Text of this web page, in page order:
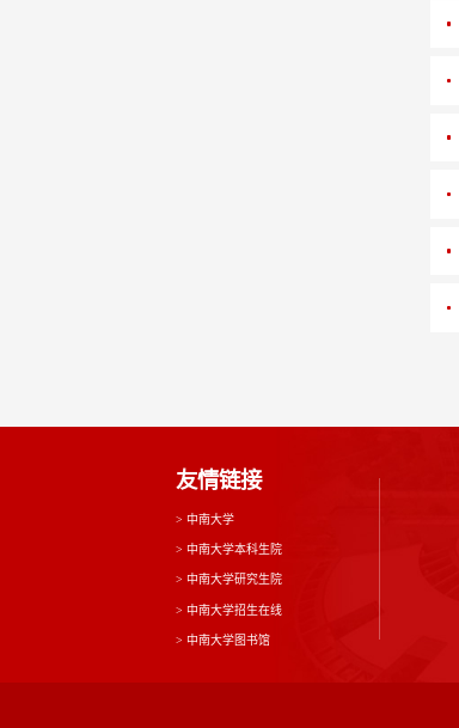
友情链接
> 中南大学
> 中南大学本科生院
> 中南大学研究生院
> 中南大学招生在线
> 中南大学图书馆